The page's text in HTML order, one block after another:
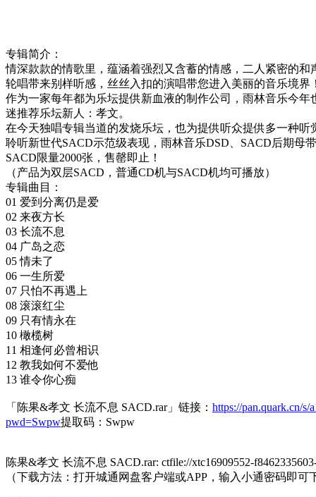
专辑简介：
情深款款的情歌里，蕴涵着强烈又含蓄的情感，二人紧密的和
轮唱带来别样听感，丝丝入扣的演唱带您进入美丽的音乐境界
作为一家每年都为乐坛提供新血液的制作公司，雨林音乐今年
迷推荐乐坛新人：孝文。
在今天独唱专辑当道的发烧乐坛，也为提供听众提供多一种听
聆听新世代SACD示范级表现，雨林音乐DSD、SACD后期母
SACD限量2000张，售罄即止！
（产品为双层SACD，普通CD机与SACD机均可播放）
专辑曲目：
01 爱到分离仍是爱
02 来夜方长
03 长流不息
04 广岛之恋
05 情未了
06 一生所爱
07 只怕不再遇上
08 滚滚红尘
09 只有情永在
10 橄榄树
11 相逢何必曾相识
12 教我如何不爱他
13 谁令你心痴
「陈果&孝文 长流不息 SACD.rar」链接： https://pan.quark.cn/s/
pwd=Swpw提取码：Swpw
陈果&孝文 长流不息 SACD.rar: ctfile://xtc16909552-
（下载方法：打开城通网盘客户端或APP，输入小通密码即可